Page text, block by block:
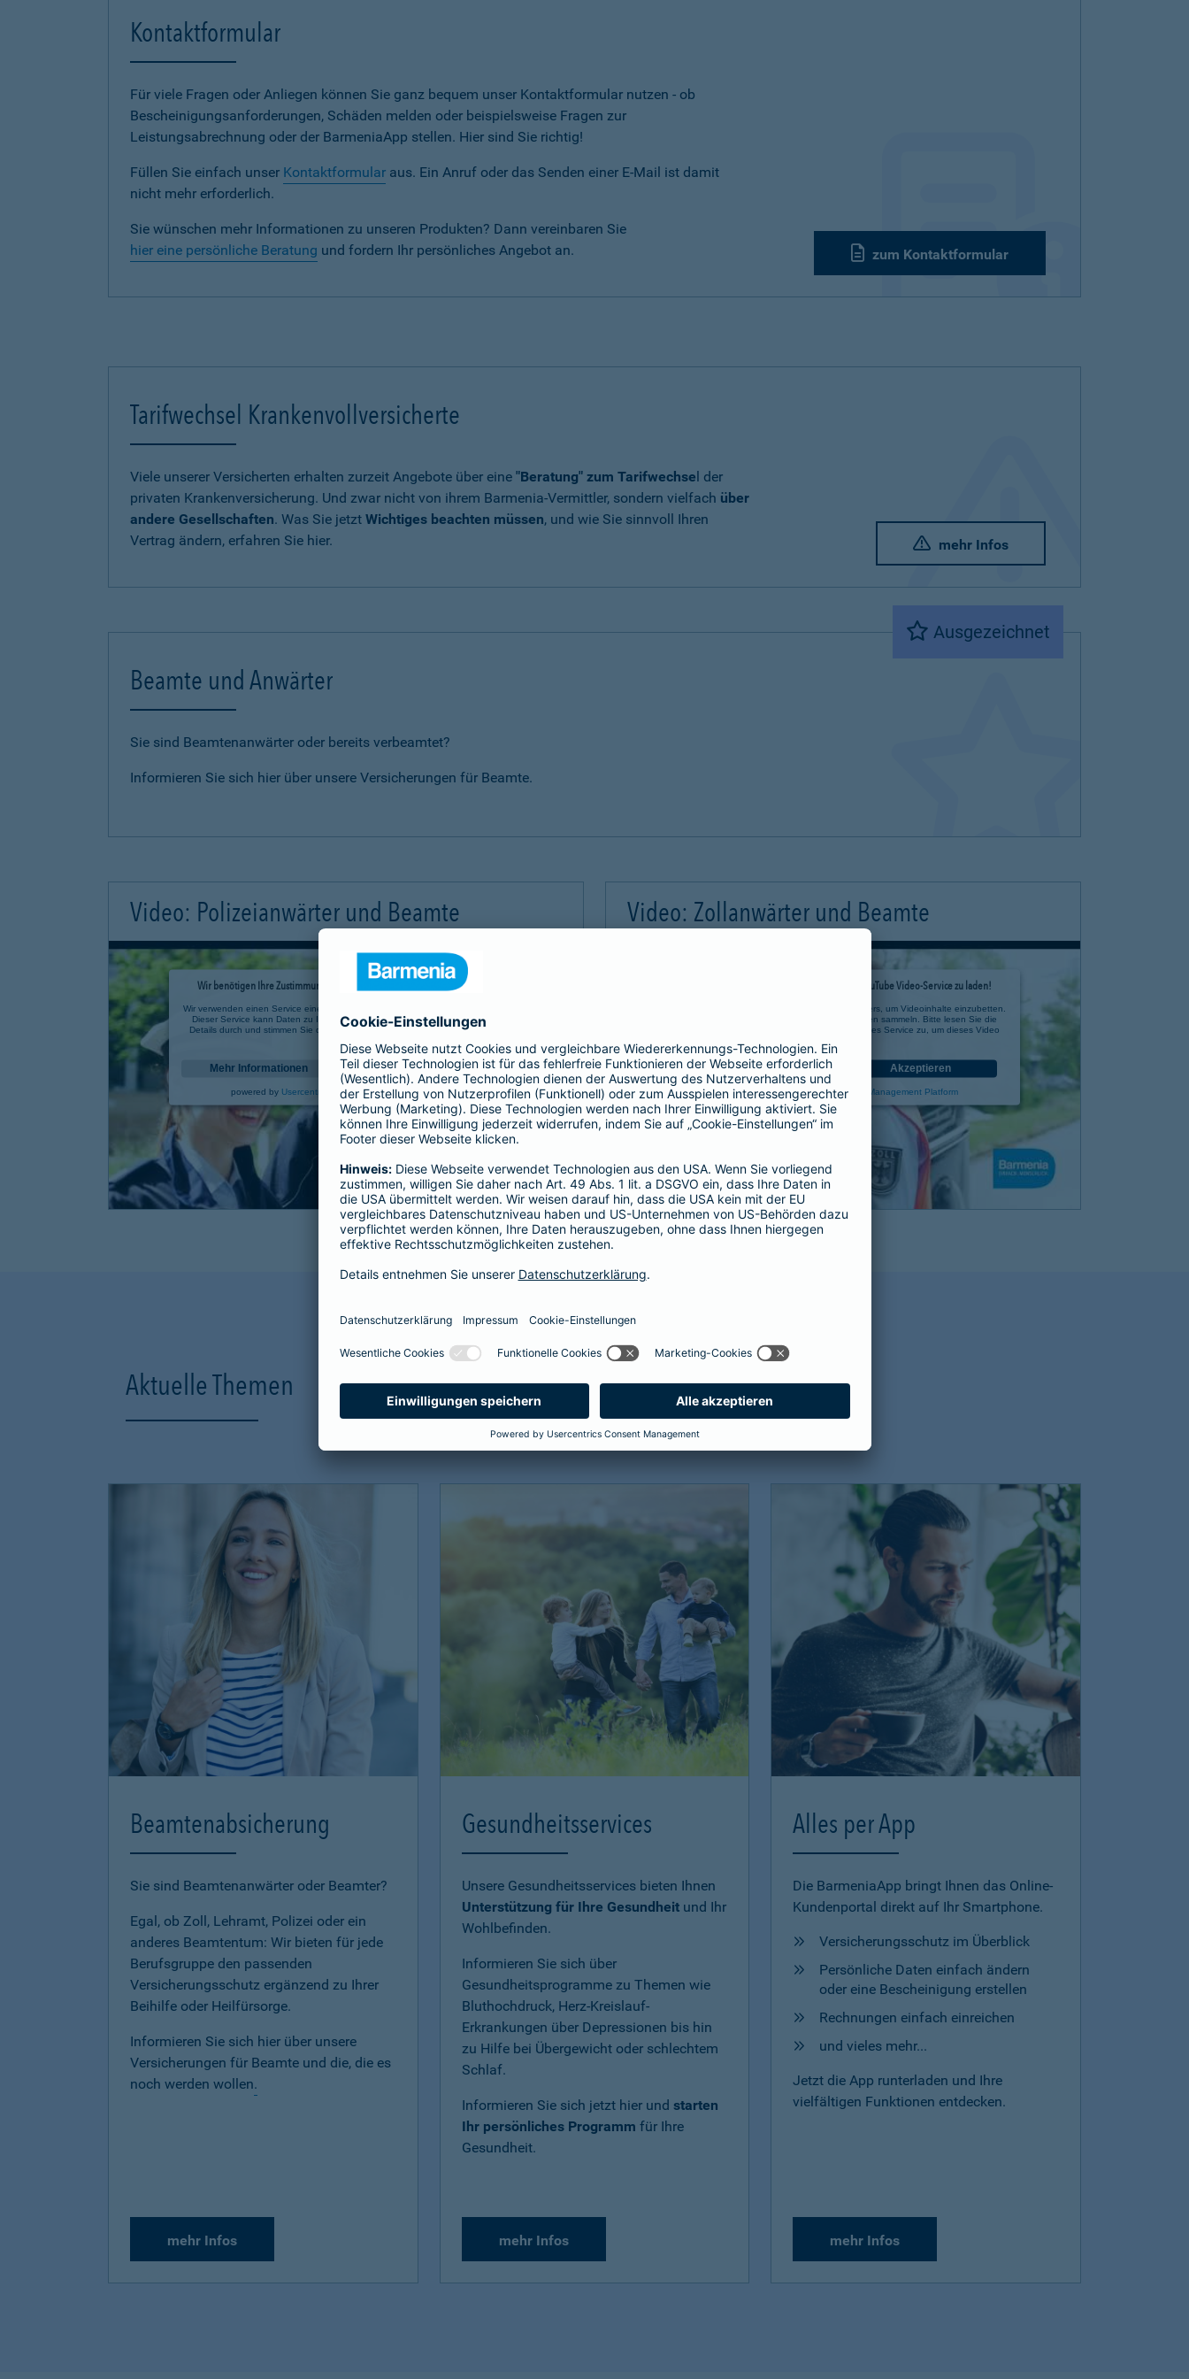
Kontaktformular
Für viele Fragen oder Anliegen können Sie ganz bequem unser Kontaktformular nutzen - ob
Bescheinigungsanforderungen, Schäden melden oder beispielsweise Fragen zur
Leistungsabrechnung oder der BarmeniaApp stellen. Hier sind Sie richtig!
Füllen Sie einfach unser Kontaktformular aus. Ein Anruf oder das Senden einer E-Mail ist damit
nicht mehr erforderlich.
Sie wünschen mehr Informationen zu unseren Produkten? Dann vereinbaren Sie
hier eine persönliche Beratung und fordern Ihr persönliches Angebot an. zum Kontaktformular
Tarifwechsel Krankenvollversicherte
Viele unserer Versicherten erhalten zurzeit Angebote über eine "Beratung" zum Tarifwechsel der
privaten Krankenversicherung. Und zwar nicht von ihrem Barmenia-Vermittler, sondern vielfach über
andere Gesellschaften. Was Sie jetzt Wichtiges beachten müssen, und wie Sie sinnvoll Ihren
Vertrag ändern, erfahren Sie hier.
mehr Infos
Ausgezeichnet
Beamte und Anwärter
Sie sind Beamtenanwärter oder bereits verbeamtet?
Informieren Sie sich hier über unsere Versicherungen für Beamte.
Video: Polizeianwärter und Beamte
Wir benötigen Ihre Zustimmung, um den YouTube Video-Service zu laden!
Wir verwenden einen Service eines Drittanbieters, um Videoinhalte einzubetten.
Dieser Service kann Daten zu Ihren Aktivitäten sammeln. Bitte lesen Sie die
Details durch und stimmen Sie der Nutzung des Service zu, um dieses Video
Mehr Informationen Akzeptieren
powered by Usercentrics Consent Management Platform
Video: Zollanwärter und Beamte
Wir benötigen Ihre Zustimmung, um den YouTube Video-Service zu laden!
Wir verwenden einen Service eines Drittanbieters, um Videoinhalte einzubetten.
Dieser Service kann Daten zu Ihren Aktivitäten sammeln. Bitte lesen Sie die
Details durch und stimmen Sie der Nutzung des Service zu, um dieses Video
Mehr Informationen Akzeptieren
powered byUsercentrics Consent Management Platform
Aktuelle Themen
Beamtenabsicherung
Sie sind Beamtenanwärter oder Beamter?
Egal, ob Zoll, Lehramt, Polizei oder ein
anderes Beamtentum: Wir bieten für jede
Berufsgruppe den passenden
Versicherungsschutz ergänzend zu Ihrer
Beihilfe oder Heilfürsorge.
Informieren Sie sich hier über unsere
Versicherungen für Beamte und die, die es
noch werden wollen.
mehr Infos
Gesundheitsservices
Unsere Gesundheitsservices bieten Ihnen
Unterstützung für Ihre Gesundheitund Ihr
Wohlbefinden.
Informieren Sie sich über
Gesundheitsprogramme zu Themen wie
Bluthochdruck, Herz-Kreislauf-
Erkrankungen über Depressionen bis hin
zu Hilfe bei Übergewicht oder schlechtem
Schlaf.
Informieren Sie sich jetzt hier und starten
Ihr persönliches Programm für Ihre
Gesundheit.
mehr Infos
Alles per App
Die BarmeniaApp bringt Ihnen das Online-
Kundenportal direkt auf Ihr Smartphone.
Versicherungsschutz im Überblick
Persönliche Daten einfach ändern
oder eine Bescheinigung erstellen
Rechnungen einfach einreichen
und vieles mehr...
Jetzt die App runterladen und Ihre
vielfältigen Funktionen entdecken.
mehr Infos